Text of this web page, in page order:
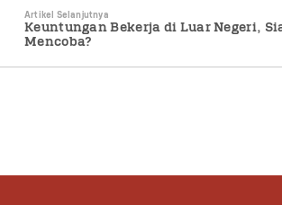
Artikel Selanjutnya
Keuntungan Bekerja di Luar Negeri,
Mencoba?